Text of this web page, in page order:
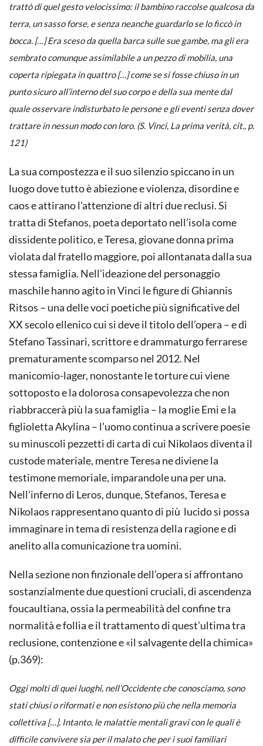
trattò di quel gesto velocissimo: il bambino raccolse qualcosa da
terra, un sasso forse, e senza neanche guardarlo se lo ficcò in
bocca. […] Era sceso da quella barca sulle sue gambe, ma gli era
sembrato comunque assimilabile a un pezzo di mobilia, una
coperta ripiegata in quattro […] come se si fosse chiuso in un
punto sicuro all’interno del suo corpo e della sua mente dal
quale osservare indisturbato le persone e gli eventi senza dover
trattare in nessun modo con loro. (S. Vinci, La prima verità, cit., p.
121)
La sua compostezza e il suo silenzio spiccano in un
luogo dove tutto è abiezione e violenza, disordine e
caos e attirano l’attenzione di altri due reclusi. Si
tratta di Stefanos, poeta deportato nell’isola come
dissidente politico, e Teresa, giovane donna prima
violata dal fratello maggiore, poi allontanata dalla sua
stessa famiglia. Nell’ideazione del personaggio
maschile hanno agito in Vinci le figure di Ghiannis
Ritsos – una delle voci poetiche più significative del
XX secolo ellenico cui si deve il titolo dell’opera – e di
Stefano Tassinari, scrittore e drammaturgo ferrarese
prematuramente scomparso nel 2012. Nel
manicomio-lager, nonostante le torture cui viene
sottoposto e la dolorosa consapevolezza che non
riabbraccerà più la sua famiglia – la moglie Emi e la
figlioletta Akylina – l’uomo continua a scrivere poesie
su minuscoli pezzetti di carta di cui Nikolaos diventa il
custode materiale, mentre Teresa ne diviene la
testimone memoriale, imparandole una per una.
Nell’inferno di Leros, dunque, Stefanos, Teresa e
Nikolaos rappresentano quanto di più lucido si possa
immaginare in tema di resistenza della ragione e di
anelito alla comunicazione tra uomini.
Nella sezione non finzionale dell’opera si affrontano
sostanzialmente due questioni cruciali, di ascendenza
foucaultiana, ossia la permeabilità del confine tra
normalità e follia e il trattamento di quest’ultima tra
reclusione, contenzione e «il salvagente della chimica»
(p.369):
Oggi molti di quei luoghi, nell’Occidente che conosciamo, sono
stati chiusi o riformati e non esistono più che nella memoria
collettiva […]. Intanto, le malattie mentali gravi con le quali è
difficile convivere sia per il malato che per i suoi familiari